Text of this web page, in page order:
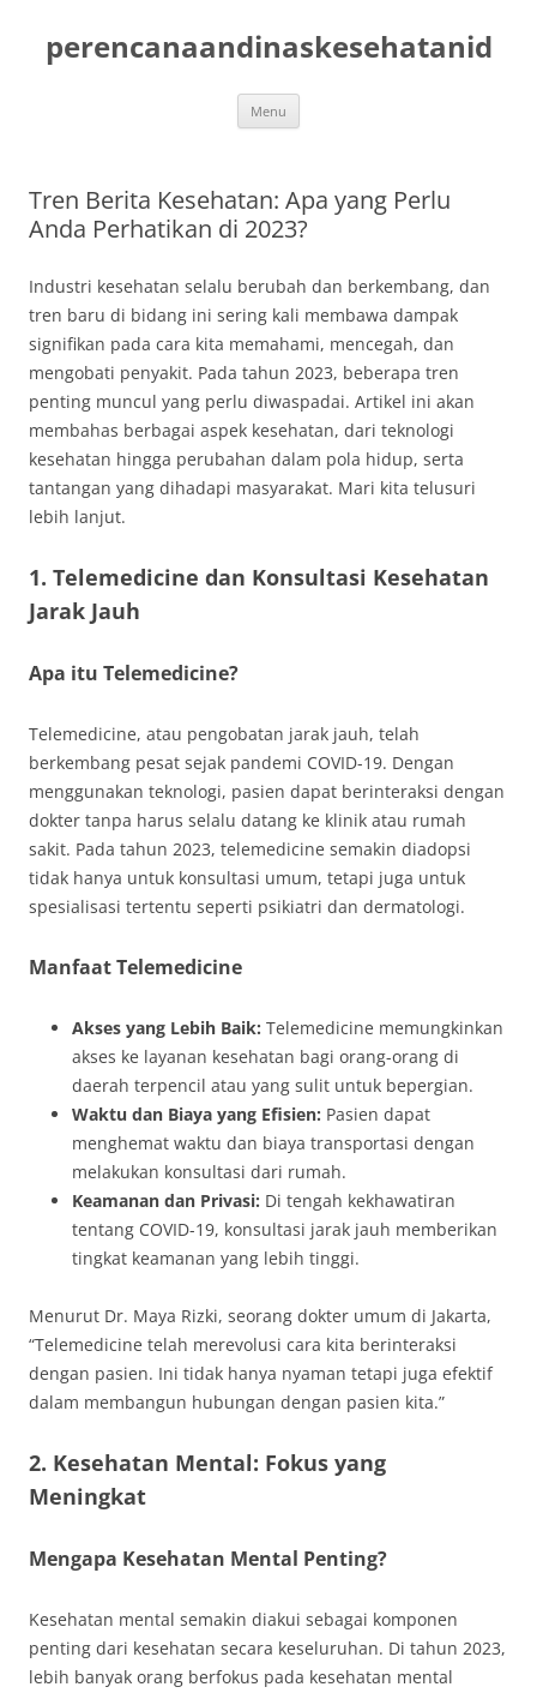
content
perencanaandinaskesehatanid
Menu
Tren Berita Kesehatan: Apa yang Perlu
Anda Perhatikan di 2023?
Industri kesehatan selalu berubah dan berkembang, dan
tren baru di bidang ini sering kali membawa dampak
signifikan pada cara kita memahami, mencegah, dan
mengobati penyakit. Pada tahun 2023, beberapa tren
penting muncul yang perlu diwaspadai. Artikel ini akan
membahas berbagai aspek kesehatan, dari teknologi
kesehatan hingga perubahan dalam pola hidup, serta
tantangan yang dihadapi masyarakat. Mari kita telusuri
lebih lanjut.
1. Telemedicine dan Konsultasi Kesehatan
Jarak Jauh
Apa itu Telemedicine?
Telemedicine, atau pengobatan jarak jauh, telah
berkembang pesat sejak pandemi COVID-19. Dengan
menggunakan teknologi, pasien dapat berinteraksi dengan
dokter tanpa harus selalu datang ke klinik atau rumah
sakit. Pada tahun 2023, telemedicine semakin diadopsi
tidak hanya untuk konsultasi umum, tetapi juga untuk
spesialisasi tertentu seperti psikiatri dan dermatologi.
Manfaat Telemedicine
Akses yang Lebih Baik: Telemedicine memungkinkan
akses ke layanan kesehatan bagi orang-orang di
daerah terpencil atau yang sulit untuk bepergian.
Waktu dan Biaya yang Efisien: Pasien dapat
menghemat waktu dan biaya transportasi dengan
melakukan konsultasi dari rumah.
Keamanan dan Privasi: Di tengah kekhawatiran
tentang COVID-19, konsultasi jarak jauh memberikan
tingkat keamanan yang lebih tinggi.
Menurut Dr. Maya Rizki, seorang dokter umum di Jakarta,
“Telemedicine telah merevolusi cara kita berinteraksi
dengan pasien. Ini tidak hanya nyaman tetapi juga efektif
dalam membangun hubungan dengan pasien kita.”
2. Kesehatan Mental: Fokus yang
Meningkat
Mengapa Kesehatan Mental Penting?
Kesehatan mental semakin diakui sebagai komponen
penting dari kesehatan secara keseluruhan. Di tahun 2023,
lebih banyak orang berfokus pada kesehatan mental